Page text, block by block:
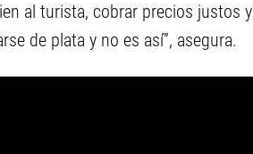
al turista, cobrar precios justos y
de plata y no es así”, asegura.